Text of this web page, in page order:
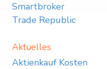
Smartbroker
Trade Republic
Aktuelles
Aktienkauf Kosten